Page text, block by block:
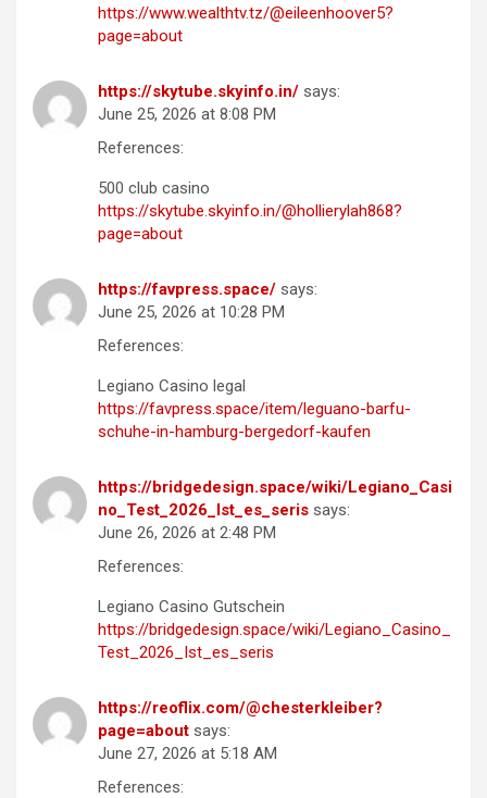
https://www.wealthtv.tz/@eileenhoover5?
page=about
https://skytube.skyinfo.in/ says:
June 25, 2026 at 8:08 PM
References:
500 club casino
https://skytube.skyinfo.in/@hollierylah868?
page=about
https://favpress.space/ says:
June 25, 2026 at 10:28 PM
References:
Legiano Casino legal
https://favpress.space/item/leguano-barfu-
schuhe-in-hamburg-bergedorf-kaufen
https://bridgedesign.space/wiki/Legiano_Casi
no_Test_2026_Ist_es_seris says:
June 26, 2026 at 2:48 PM
References:
Legiano Casino Gutschein
https://bridgedesign.space/wiki/Legiano_Casino_
Test_2026_Ist_es_seris
https://reoflix.com/@chesterkleiber?
page=about says:
June 27, 2026 at 5:18 AM
References: